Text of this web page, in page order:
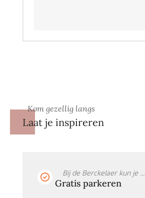
Kom gezellig langs
Laat je inspireren
Bij de Berckelaer kun je ...
Gratis parkeren